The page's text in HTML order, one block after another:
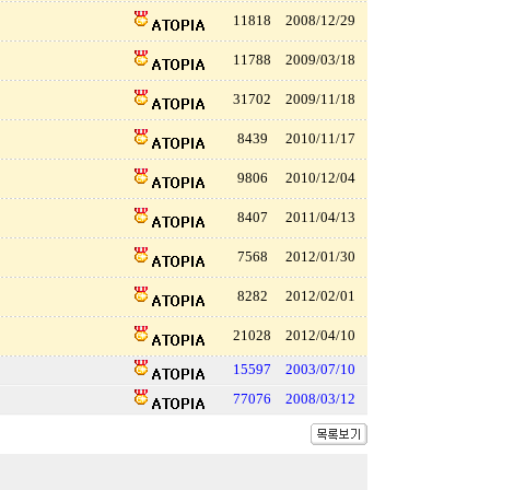
11818 2008/12/29
11788 2009/03/18
31702 2009/11/18
8439 2010/11/17
9806 2010/12/04
8407 2011/04/13
7568 2012/01/30
8282 2012/02/01
21028 2012/04/10
15597
2003/07/10
77076 2008/03/12